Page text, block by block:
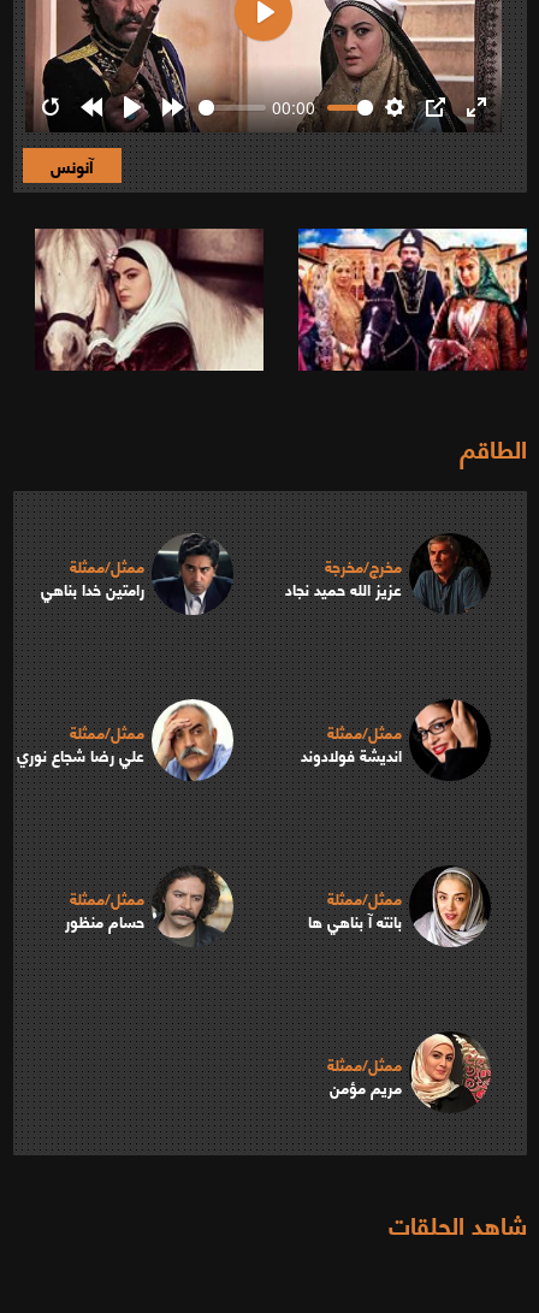
RestartRewind
10s
Play Forward
10s
00:00
Settings
PIP Enter
Play
آنونس
الطاقم
مخرج/مخرجة
عزيز الله حميد نجاد
ممثل/ممثلة
رامتين خدا بناهي
ممثل/ممثلة
انديشة فولادوند
ممثل/ممثلة
علي رضا شجاع نوري
ممثل/ممثلة
بانته آ بناهي ها
ممثل/ممثلة
حسام منظور
ممثل/ممثلة
مريم مؤمن
شاهد الحلقات